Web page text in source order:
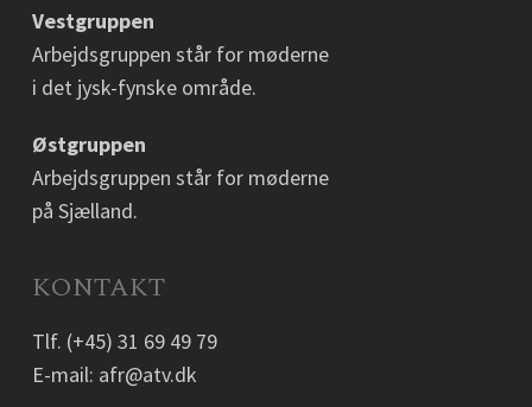
Vestgruppen
Arbejdsgruppen står for møderne
i det jysk-fynske område.
Østgruppen
Arbejdsgruppen står for møderne
på Sjælland.
KONTAKT
Tlf. (+45) 31 69 49 79
E-mail: afr@atv.dk